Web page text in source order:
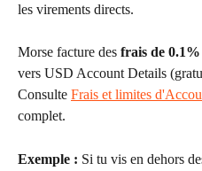
les virements directs.
Morse facture des frais de 0.1%
vers USD Account Details
Consulte Frais et limites
complet.
Exemple : Si tu vis en dehors